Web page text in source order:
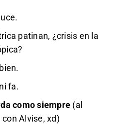
patinan, ¿crisis en la
fa.
como siempre (al
Alvise, xd)